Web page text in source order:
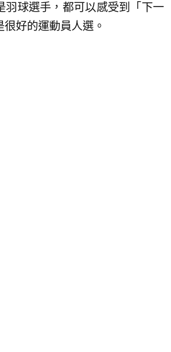
羽球選手，都可以感受到「下一
好的運動員人選。